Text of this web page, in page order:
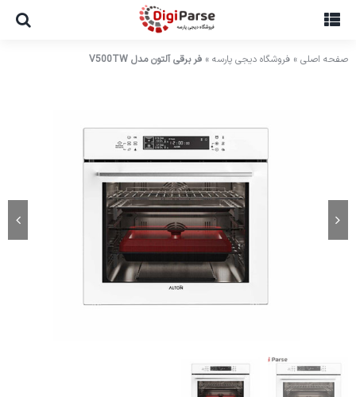
صفحه اصلی » فروشگاه دیجی پارسه » فر برقی آلتون مدل V500TW